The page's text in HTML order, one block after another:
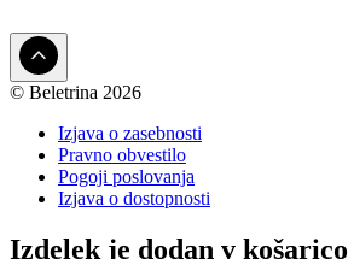
© Beletrina 2026
Izjava o zasebnosti
Pravno obvestilo
Pogoji poslovanja
Izjava o dostopnosti
Izdelek je dodan v košarico